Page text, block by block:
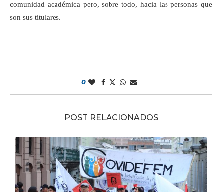
comunidad académica pero, sobre todo, hacia las personas que
son sus titulares.
0
POST RELACIONADOS